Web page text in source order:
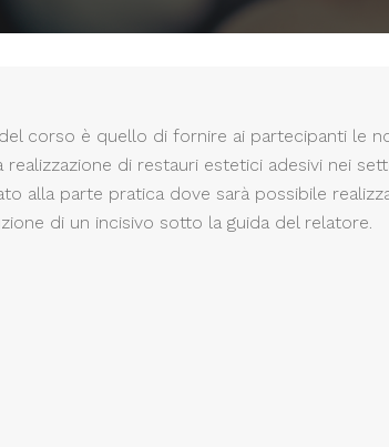
corso è quello di fornire ai partecipanti le
realizzazione di restauri estetici adesivi nei
alla parte pratica dove sarà possibile
di un incisivo sotto la guida del relatore.